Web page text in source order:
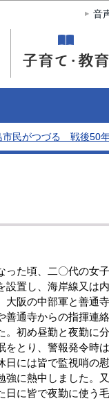
のページの本文へ移動
音
市民がつづる 戦後50
た頃、二〇代の女
置し、海岸線又は
阪の中部軍と善通
通寺からの指揮連
初め昼勤と夜勤に
とり、警報発令時
には皆で監視哨の
に熱中しました。
に皆で夜勤に使う